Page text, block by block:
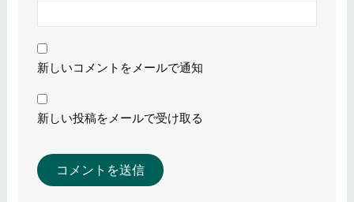
新しいコメントをメールで通知
新しい投稿をメールで受け取る